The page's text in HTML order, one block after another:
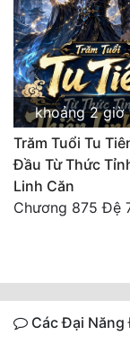
khoảng 2 giờ
Trăm Tuổi Tu
Đầu Từ Thức
Linh Căn
Các Đại